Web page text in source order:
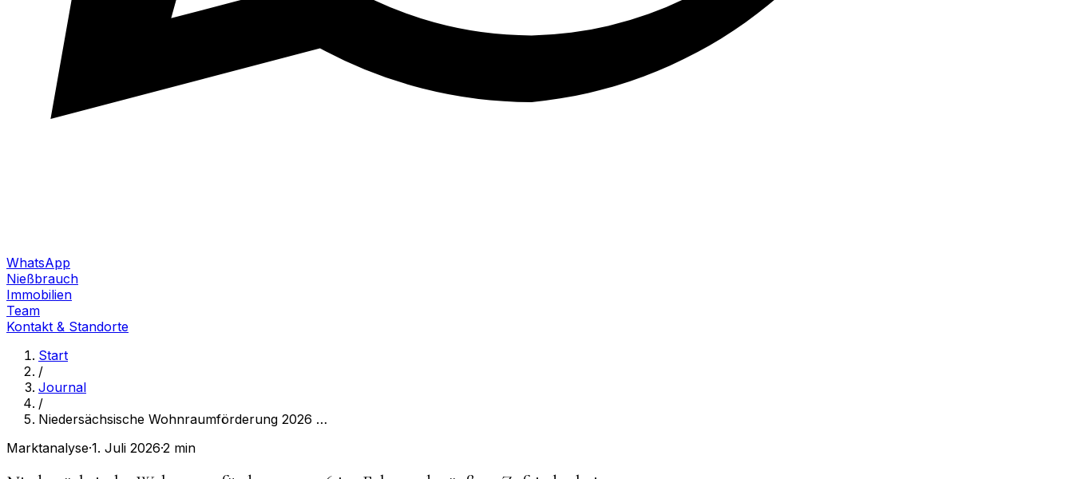
WhatsApp
Nießbrauch
Immobilien
Team
Kontakt & Standorte
Start
/
Journal
/
Niedersächsische Wohnraumförderung 2026 …
Marktanalyse·1. Juli 2026·2 min